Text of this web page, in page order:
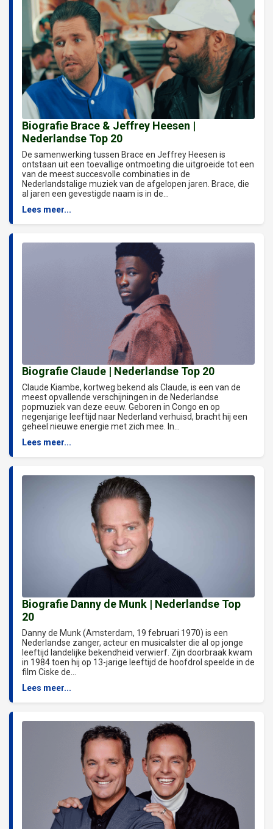
Biografie Brace & Jeffrey Heesen |
Nederlandse Top 20
De samenwerking tussen Brace en Jeffrey Heesen is
ontstaan uit een toevallige ontmoeting die uitgroeide tot een
van de meest succesvolle combinaties in de
Nederlandstalige muziek van de afgelopen jaren. Brace, die
al jaren een gevestigde naam is in de...
Lees meer...
Biografie Claude | Nederlandse Top 20
Claude Kiambe, kortweg bekend als Claude, is een van de
meest opvallende verschijningen in de Nederlandse
popmuziek van deze eeuw. Geboren in Congo en op
negenjarige leeftijd naar Nederland verhuisd, bracht hij een
geheel nieuwe energie met zich mee. In...
Lees meer...
Biografie Danny de Munk | Nederlandse Top
20
Danny de Munk (Amsterdam, 19 februari 1970) is een
Nederlandse zanger, acteur en musicalster die al op jonge
leeftijd landelijke bekendheid verwierf. Zijn doorbraak kwam
in 1984 toen hij op 13-jarige leeftijd de hoofdrol speelde in de
film Ciske de...
Lees meer...